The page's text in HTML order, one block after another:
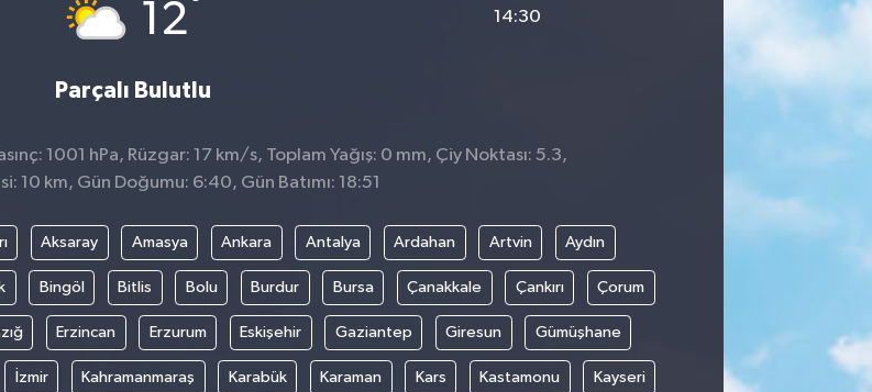
12
Parçalı Bulutlu
14:30
1001 hPa, Rüzgar: 17 km/s, Toplam Yağış: 0 mm, Çiy Noktası: 5.3,
10 km, Gün Doğumu: 6:40, Gün Batımı: 18:51
Aksaray Amasya Ankara Antalya Ardahan Artvin Aydın
Bingöl Bitlis Bolu Burdur Bursa Çanakkale Çankırı Çorum
Erzincan Erzurum Eskişehir Gaziantep Giresun Gümüşhane
İzmir Kahramanmaraş Karabük Karaman Kars Kastamonu Kayseri